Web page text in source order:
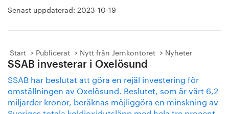
Senast uppdaterad: 2023-10-19
Start Publicerat Nytt från Jernkontoret Nyheter
SSAB investerar i Oxelösund
SSAB har beslutat att göra en rejäl investering för
omställningen av Oxelösund. Beslutet, som är värt 6,2
miljarder kronor, beräknas möjliggöra en minskning av